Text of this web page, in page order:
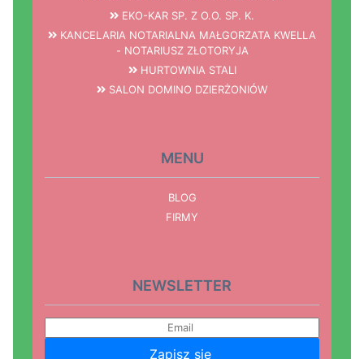
EKO-KAR SP. Z O.O. SP. K.
KANCELARIA NOTARIALNA MAŁGORZATA KWELLA
- NOTARIUSZ ZŁOTORYJA
HURTOWNIA STALI
SALON DOMINO DZIERŻONIÓW
MENU
BLOG
FIRMY
NEWSLETTER
Zapisz się